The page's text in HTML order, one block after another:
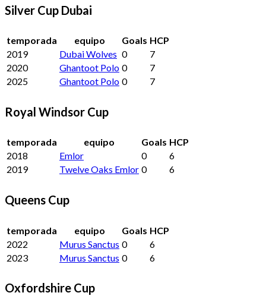
Silver Cup Dubai
temporada equipo Goals HCP
2019
Dubai Wolves 0
7
2020
Ghantoot Polo 0
7
2025
Ghantoot Polo 0 7
Royal Windsor Cup
temporada equipo Goals HCP
2018
Emlor 0
6
2019
Twelve Oaks Emlor 0 6
Queens Cup
temporada equipo Goals HCP
2022
Murus Sanctus 0
6
2023
Murus Sanctus 0 6
Oxfordshire Cup